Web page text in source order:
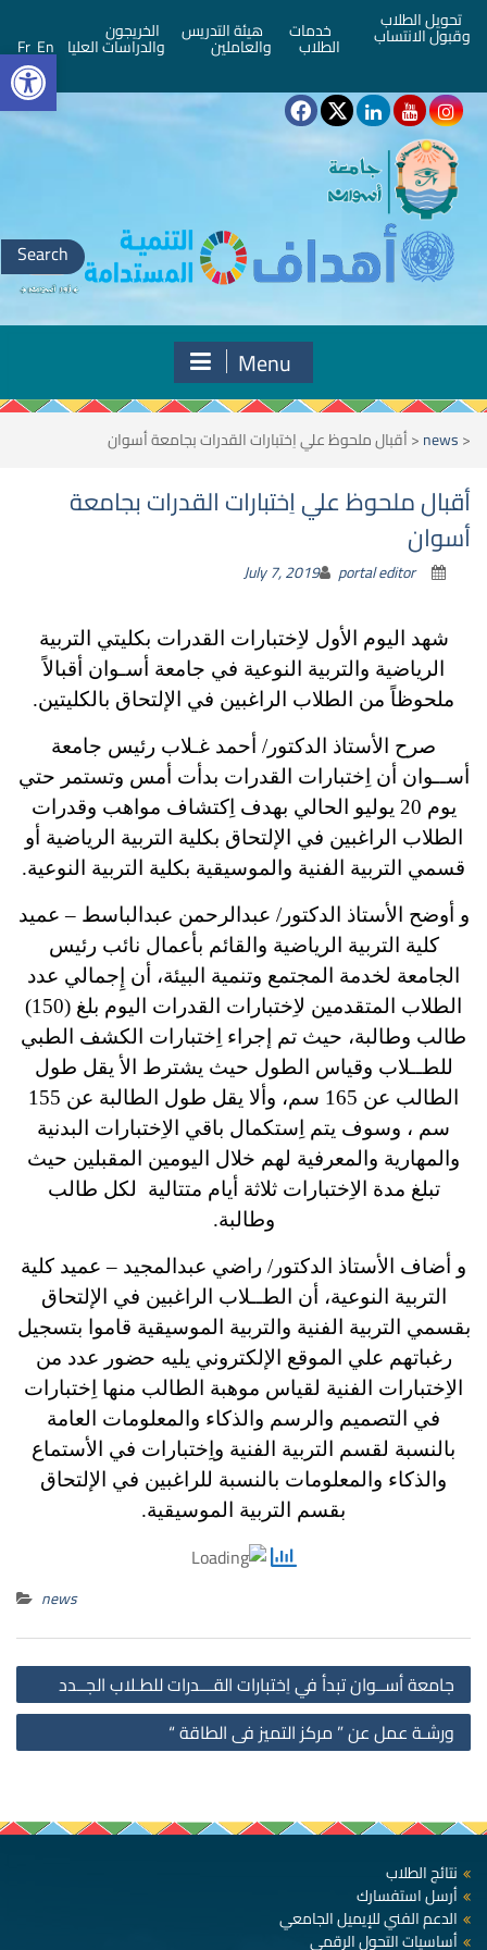
تحويل الطلاب
وقبول الانتساب خدمات
الطلاب
هيئة التدريس
والعاملين
الخريجون
والدراسات العليا En
Fr
Search
for:
Menu
<
news
<أقبال ملحوظ علي اِختبارات القدرات بجامعة أسوان
أقبال ملحوظ علي اِختبارات القدرات بجامعة
أسوان
July 7, 2019 portal editor
شهد اليوم الأول لاِختبارات القدرات بكليتي التربية
الرياضية والتربية النوعية في جامعة أسـوان أقبالاً
ملحوظاً من الطلاب الراغبين في الإلتحاق بالكليتين.
صرح الأستاذ الدكتور/ أحمد غـلاب رئيس جامعة
أســوان أن اِختبارات القدرات بدأت أمس وتستمر حتي
يوم 20 يوليو الحالي بهدف اِكتشاف مواهب وقدرات
الطلاب الراغبين في الإلتحاق بكلية التربية الرياضية أو
قسمي التربية الفنية والموسيقية بكلية التربية النوعية.
و أوضح الأستاذ الدكتور/ عبدالرحمن عبدالباسط – عميد
كلية التربية الرياضية والقائم بأعمال نائب رئيس
الجامعة لخدمة المجتمع وتنمية البيئة، أن إِجمالي عدد
الطلاب المتقدمين لاِختبارات القدرات اليوم بلغ (150)
طالب وطالبة، حيث تم إجراء اِختبارات الكشف الطبي
للطــلاب وقياس الطول حيث يشترط الأ يقل طول
الطالب عن 165 سم، وألا يقل طول الطالبة عن 155
سم ، وسوف يتم اِستكمال باقي الاِختبارات البدنية
والمهارية والمعرفية لهم خلال اليومين المقبلين حيث
تبلغ مدة الاِختبارات ثلاثة أيام متتالية لكل طالب
وطالبة.
و أضاف الأستاذ الدكتور/ راضي عبدالمجيد – عميد كلية
التربية النوعية، أن الطــلاب الراغبين في الإلتحاق
بقسمي التربية الفنية والتربية الموسيقية قاموا بتسجيل
رغباتهم علي الموقع الإلكتروني يليه حضور عدد من
الاِختبارات الفنية لقياس موهبة الطالب منها اِختبارات
في التصميم والرسم والذكاء والمعلومات العامة
بالنسبة لقسم التربية الفنية واِختبارات في الأستماع
والذكاء والمعلومات بالنسبة للراغبين في الإلتحاق
بقسم التربية الموسيقية.
news
جامعة أســوان تبدأ في اِختبارات القـــدرات للطـلاب الجــدد
ورشـة عمل عن ” مركز التميز فى الطاقة “
نتائج الطلاب
أرسل استفسارك
الدعم الفني للإيميل الجامعي
أساسيات التحول الرقمي